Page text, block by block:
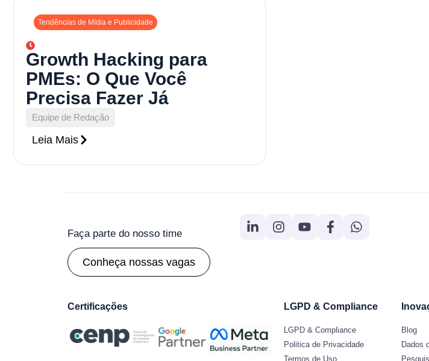
Tendências de Mídia e Publicidade
Growth Hacking para
PMEs: O Que Você
Precisa Fazer Já
Equipe de Redação
Leia Mais
Faça parte do nosso time
Conheça nossas vagas
Certificações LGPD & Compliance
LGPD & Compliance
Politica de Privacidade
Termos de Uso
Blog
Dados